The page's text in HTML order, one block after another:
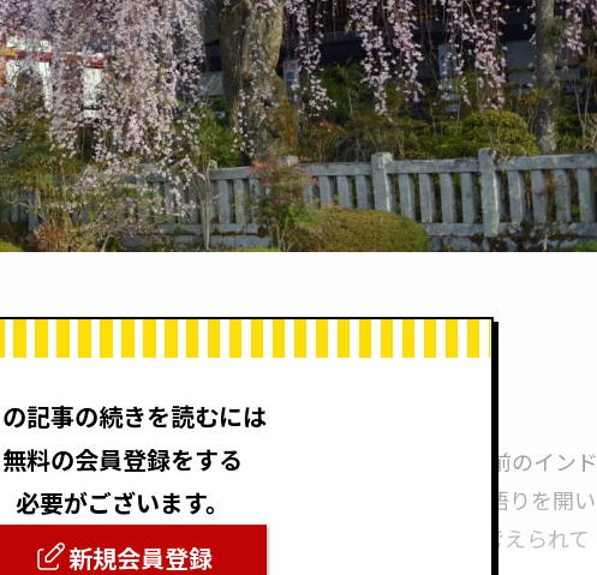
じつじょう）の釈迦如来」です。これは2500年前のインド
ゴータマ・ブッダ）だけではなく、永遠の過去に悟りを開い
いごう）にわたって衆生を救済する存在として考えられて
記事の続きを読むには
無料の会員登録をする
必要がございます。
新規会員登録